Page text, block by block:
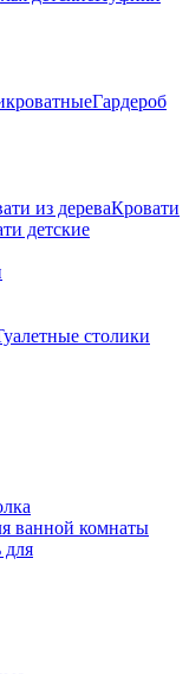
Гардероб
из дереваКровати
детские
столики
ванной комнаты
для